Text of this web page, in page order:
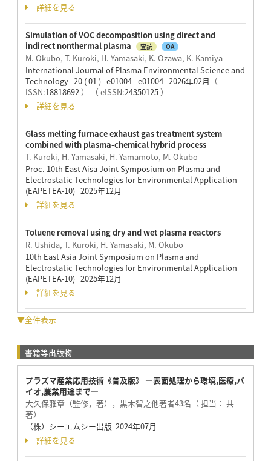
詳細を見る
Simulation of VOC decomposition using direct and
indirect nonthermal plasma
査読 OA
M. Okubo, T. Kuroki, H. Yamasaki, K. Ozawa, K. Kamiya
International Journal of Plasma Environmental Science and
Technology 20 ( 01 ) e01004 - e01004 2026年02月 （
ISSN:18818692） （ eISSN:24350125）
詳細を見る
Glass melting furnace exhaust gas treatment system
combined with plasma-chemical hybrid process
T. Kuroki, H. Yamasaki, H. Yamamoto, M. Okubo
Proc. 10th East Aisa Joint Symposium on Plasma and
Electrostatic Technologies for Environmental Application
(EAPETEA-10) 2025年12月
詳細を見る
Toluene removal using dry and wet plasma reactors
R. Ushida, T. Kuroki, H. Yamasaki, M. Okubo
10th East Asia Joint Symposium on Plasma and
Electrostatic Technologies for Environmental Application
(EAPETEA-10) 2025年12月
詳細を見る
▼全件表示
書籍等出版物
プラズマ産業応用技術《普及版》 ―表面処理から環境,医療,バ
イオ,農業用途まで―
大久保雅章（監修，著），黒木智之他著者43名（ 担当： 共
著）
（株）シーエムシー出版 2024年07月
詳細を見る